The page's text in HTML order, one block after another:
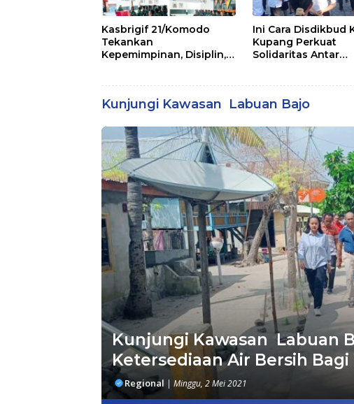
Kasbrigif 21/Komodo
Tekankan
Kepemimpinan, Disiplin,
Ini Cara Disdikbud
Kupang Perkuat
Solidaritas Antar
Kunjungi Kawasan Labuan Bajo
Kunjungi Kawasan Labuan
Ketersediaan Air Bersih Bagi
Regional | Minggu, 2 Mei 2021